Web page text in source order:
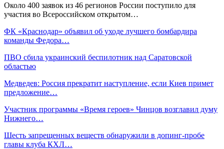
Около 400 заявок из 46 регионов России поступило для
участия во Всероссийском открытом…
ФК «Краснодар» объявил об уходе лучшего бомбардира
команды Федора…
ПВО сбила украинский беспилотник над Саратовской
областью
Медведев: Россия прекратит наступление, если Киев примет
предложение…
Участник программы «Время героев» Чинцов возглавил думу
Нижнего…
Шесть запрещенных веществ обнаружили в допинг-пробе
главы клуба КХЛ…